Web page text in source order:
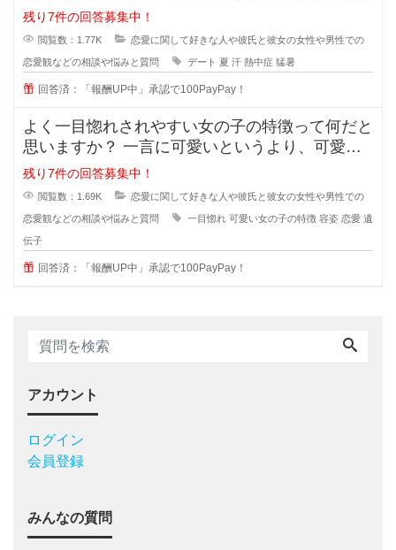
の夏はとっても暑くて、一歩外に出
残り7件の回答募集中！
閲覧数：1.77K 恋愛に関して好きな人や彼氏と彼女の女性や男性での
恋愛観などの相談や悩みと質問 デート 夏 汗 熱中症 猛暑
回答済：「報酬UP中」承認で100PayPay！
よく一目惚れされやすい女の子の特徴って何だと
思いますか？ 一言に可愛いというより、可愛い
子なんていくらでもいるのに(綺麗
残り7件の回答募集中！
閲覧数：1.69K 恋愛に関して好きな人や彼氏と彼女の女性や男性での
恋愛観などの相談や悩みと質問 一目惚れ 可愛い女の子の特徴 容姿 恋愛 遺
伝子
回答済：「報酬UP中」承認で100PayPay！
アカウント
ログイン
会員登録
みんなの質問